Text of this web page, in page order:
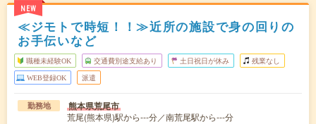
NEW
≪ジモトで時短！！≫近所の施設で身の回りの
お手伝いなど
職種未経験OK 交通費別途支給あり 土日祝日が休み 残業なし
WEB登録OK 派遣
勤務地 熊本県荒尾市
荒尾(熊本県)駅から---分／南荒尾駅から---分